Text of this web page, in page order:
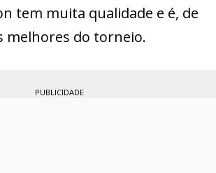
tem muita qualidade e é, de
melhores do torneio.
PUBLICIDADE